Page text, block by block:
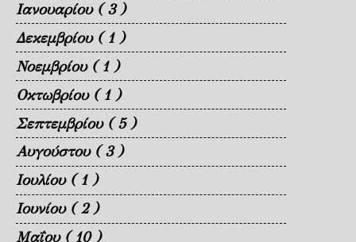
Ιανουαρίου ( 3 )
Δεκεμβρίου ( 1 )
Νοεμβρίου ( 1 )
Οκτωβρίου ( 1 )
Σεπτεμβρίου ( 5 )
Αυγούστου ( 3 )
Ιουλίου ( 1 )
Ιουνίου ( 2 )
Μαΐου ( 10 )